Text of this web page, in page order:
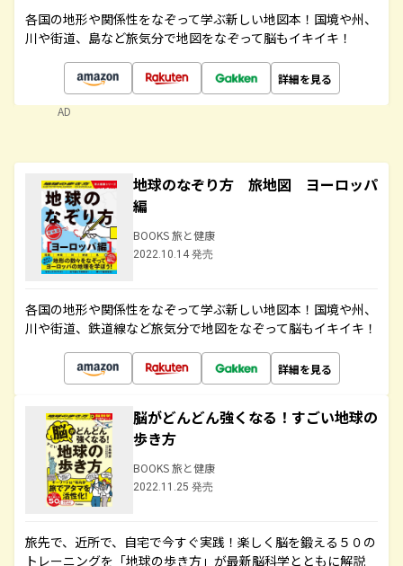
各国の地形や関係性をなぞって学ぶ新しい地図本！国境や州、
川や街道、島など旅気分で地図をなぞって脳もイキイキ！
詳細を見る
AD
地球のなぞり方 旅地図 ヨーロッパ
編
BOOKS 旅と健康
2022.10.14 発売
各国の地形や関係性をなぞって学ぶ新しい地図本！国境や州、
川や街道、鉄道線など旅気分で地図をなぞって脳もイキイキ！
詳細を見る
脳がどんどん強くなる！すごい地球の
歩き方
BOOKS 旅と健康
2022.11.25 発売
旅先で、近所で、自宅で今すぐ実践！楽しく脳を鍛える５０の
トレーニングを「地球の歩き方」が最新脳科学とともに解説